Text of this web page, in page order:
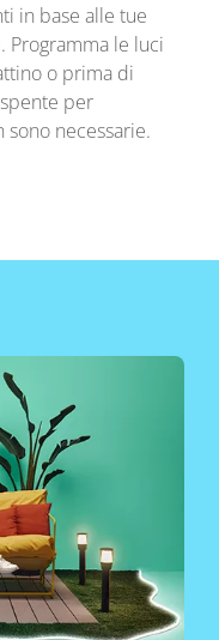
in base alle tue
Programma le luci
o prima di
per
necessarie.